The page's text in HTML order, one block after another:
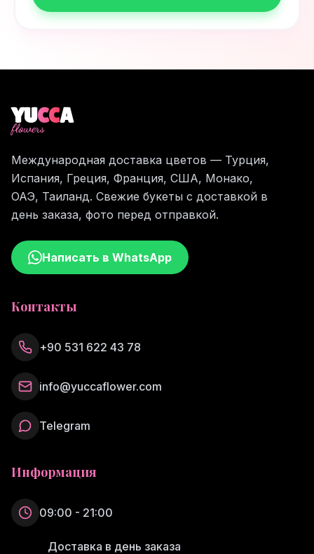
YUCCA
flowers
Международная доставка цветов — Турция,
Испания, Греция, Франция, США, Монако,
ОАЭ, Таиланд. Свежие букеты с доставкой в
день заказа, фото перед отправкой.
Написать в WhatsApp
Контакты
+90 531 622 43 78
info@yuccaflower.com
Telegram
Информация
09:00 - 21:00
Доставка в день заказа